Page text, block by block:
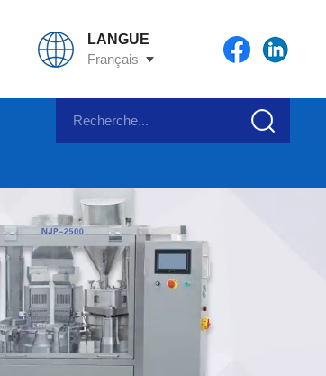
LANGUE
Français